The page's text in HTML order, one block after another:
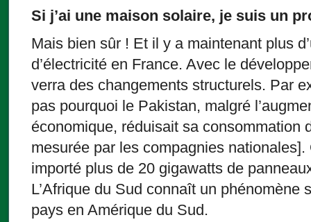
Si j’ai une maison solaire, je suis un
Mais bien sûr ! Et il y a maintenant plus
d’électricité en France. Avec le
verra des changements structurels. Par
pas pourquoi le Pakistan, malgré
économique, réduisait sa consommation
mesurée par les compagnies nationales].
importé plus de 20 gigawatts de
L’Afrique du Sud connaît un phénomène
pays en Amérique du Sud.